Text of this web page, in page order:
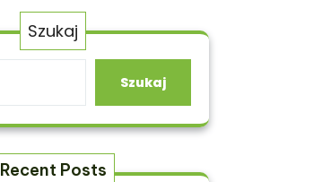
Szukaj
Szukaj
Recent Posts